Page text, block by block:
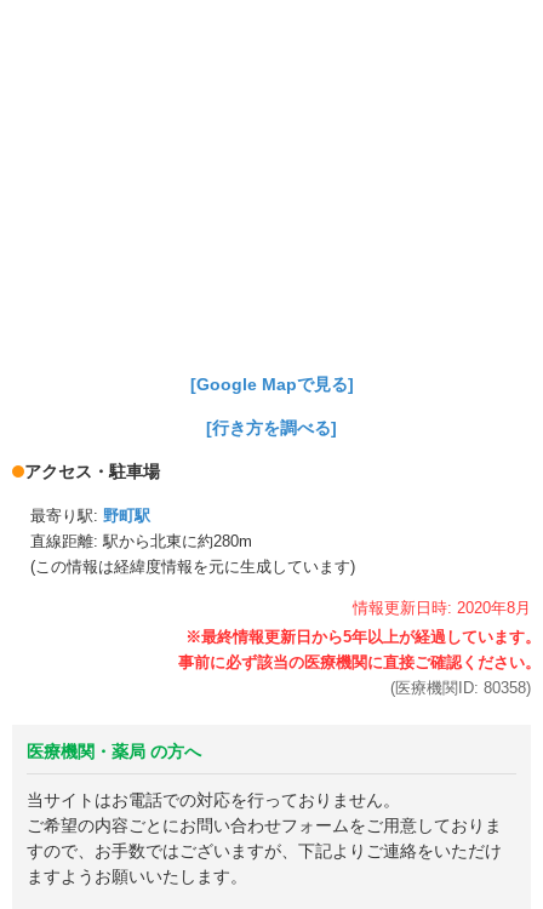
[Google Mapで見る]
[行き方を調べる]
アクセス・駐車場
最寄り駅: 野町駅
直線距離: 駅から北東に約280m
(この情報は経緯度情報を元に生成しています)
情報更新日時: 2020年8月
(医療機関ID: 80358)
医療機関・薬局 の方へ
当サイトはお電話での対応を行っておりません。
ご希望の内容ごとにお問い合わせフォームをご用意しておりま
すので、お手数ではございますが、下記よりご連絡をいただけ
ますようお願いいたします。